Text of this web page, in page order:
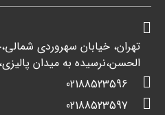
تهران، خیابان سهروردی
الحسن،نرسیده به میدان
02188523596
02188523597